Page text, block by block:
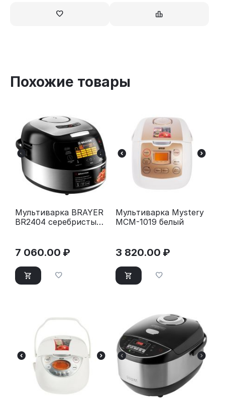
Похожие товары
Мультиварка BRAYER
BR2404 серебристый/
7 060.00 ₽
Мультиварка Mystery
MCM-1019 белый
3 820.00 ₽